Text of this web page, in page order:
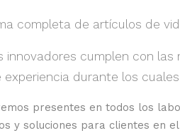
completa de artículos de
innovadores cumplen con
experiencia durante los
presentes en todos los
y soluciones para clientes en